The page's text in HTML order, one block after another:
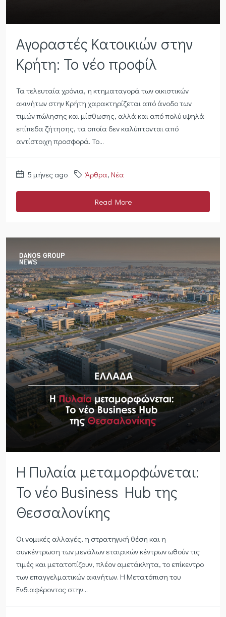
Αγοραστές Κατοικιών στην
Κρήτη: Το νέο προφίλ
Τα τελευταία χρόνια, η κτηματαγορά των οικιστικών
ακινήτων στην Κρήτη χαρακτηρίζεται από άνοδο των
τιμών πώλησης και μίσθωσης, αλλά και από πολύ υψηλά
επίπεδα ζήτησης, τα οποία δεν καλύπτονται από
αντίστοιχη προσφορά. Το...
5 μήνες ago Άρθρα, Νέα
Read More
Η Πυλαία μεταμορφώνεται:
Το νέο Business Hub της
Θεσσαλονίκης
Οι νομικές αλλαγές, η στρατηγική θέση και η
συγκέντρωση των μεγάλων εταιρικών κέντρων ωθούν τις
τιμές και μετατοπίζουν, πλέον αμετάκλητα, το επίκεντρο
των επαγγελματικών ακινήτων. Η Μετατόπιση του
Ενδιαφέροντος στην...